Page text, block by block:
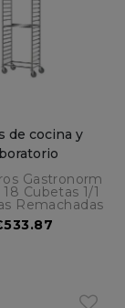
de cocina y
Gastronorm
Cubetas 1/1
Remachadas